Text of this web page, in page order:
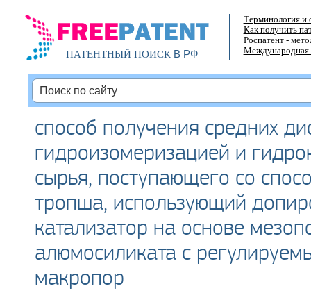
ПАТЕНТНЫЙ ПОИСКВ РФ
Терминология и
Как получить
Роспатент -
Международная
способ получения средних
гидроизомеризацией и
сырья, поступающего со
тропша, использующий
катализатор на основе
алюмосиликата с
макропор